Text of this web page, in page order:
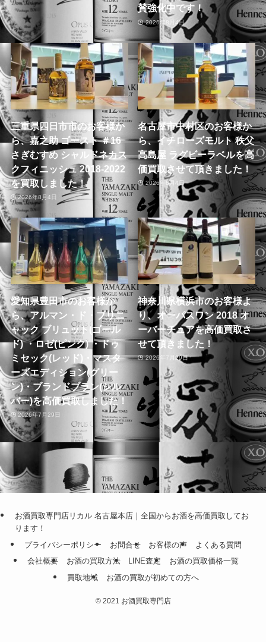
賛強化中です！
2026年8月4日
三重県四日市市のお客様か
ら、嘉之助 ゴースト ＃16
さぎむすめ シャルドネカス
クフィニッシュ 2018-2022
を買取しました！
2026年8月4日
名古屋市中村区のお客様か
ら、イチローズモルト 秩父
高島屋 ラグビーラベルを高
価買取させて頂きました！
2026年8月4日
愛知県豊田市のお客様か
ら、アルマン・ド・ブリニ
ャック ブリュット(ゴール
ド) ・ロゼ(ピンク) ・ドゥ
ミセック(レッド)・マスタ
ーズエディション(グリー
ン)・ブランドブラン(シル
バー)を高価買取しました！
2026年7月29日
神奈川県横浜市のお客様よ
り、オーパスワン 2018 オ
ーバーチュアを高価買取さ
せて頂きました！
2026年7月29日
お酒買取専門店リカル 名古屋本店｜全国からお酒を高価買取してお
ります！
プライバシーポリシー
お問合せ お客様の声
よくある質問
会社概要
お酒の買取方法 LINE査定
お酒の買取価格一覧
買取地域
お酒の買取が初めての方へ
©2021 お酒買取専門店